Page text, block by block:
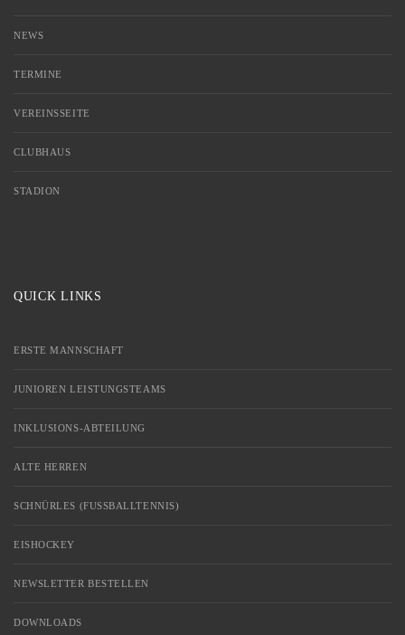
NEWS
TERMINE
VEREINSSEITE
CLUBHAUS
STADION
QUICK LINKS
ERSTE MANNSCHAFT
JUNIOREN LEISTUNGSTEAMS
INKLUSIONS-ABTEILUNG
ALTE HERREN
SCHNÜRLES (FUSSBALLTENNIS)
EISHOCKEY
NEWSLETTER BESTELLEN
DOWNLOADS